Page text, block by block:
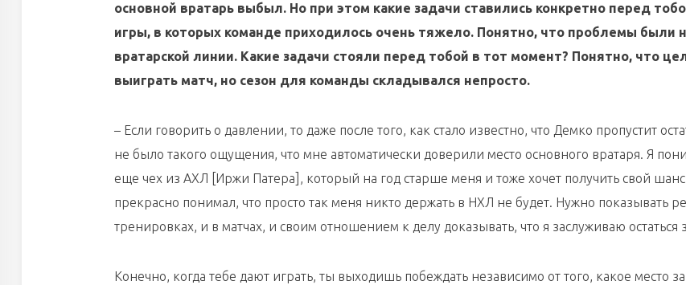
основной вратарь выбыл. Но при этом какие задачи ставились конкретно перед
игры, в которых команде приходилось очень тяжело. Понятно, что проблемы были
вратарской линии. Какие задачи стояли перед тобой в тот момент? Понятно, что
выиграть матч, но сезон для команды складывался непросто.
– Если говорить о давлении, то даже после того, как стало известно, что Демко пропустит
не было такого ощущения, что мне автоматически доверили место основного вратаря. Я
еще чех из АХЛ [Иржи Патера], который на год старше меня и тоже хочет получить свой
прекрасно понимал, что просто так меня никто держать в НХЛ не будет. Нужно показывать
тренировках, и в матчах, и своим отношением к делу доказывать, что я заслуживаю остаться
Конечно, когда тебе дают играть, ты выходишь побеждать независимо от того, какое место